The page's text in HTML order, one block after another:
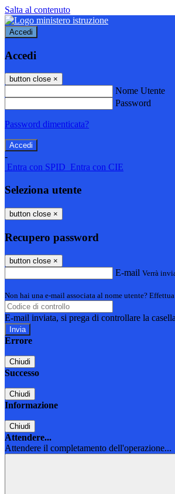
Salta al contenuto
Accedi
Accedi
button close ×
Nome Utente
Password
Password dimenticata?
-
Entra con SPID Entra con CIE
Seleziona utente
button close ×
Recupero password
button close ×
E-mail Verrà
Non hai una e-mail associata al nome utente?
E-mail inviata, si prega di controllare la
Errore
Chiudi
Successo
Chiudi
Informazione
Chiudi
Attendere...
Attendere il completamento dell'operazione...